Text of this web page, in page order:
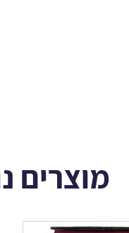
מוצרים